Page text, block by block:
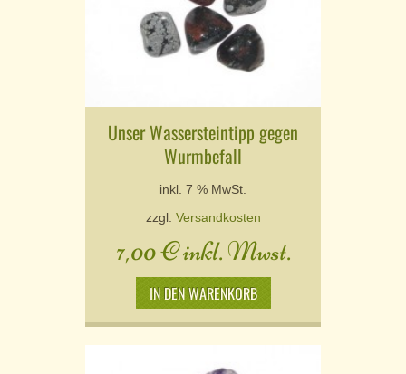
Unser Wassersteintipp gegen
Wurmbefall
inkl. 7 % MwSt.
zzgl. Versandkosten
7,00€inkl. Mwst.
IN DEN WARENKORB